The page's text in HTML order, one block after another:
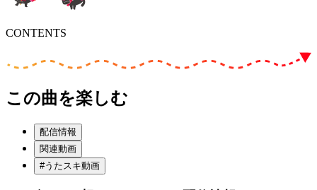
CONTENTS
この曲を楽しむ
配信情報
関連動画
#うたスキ動画